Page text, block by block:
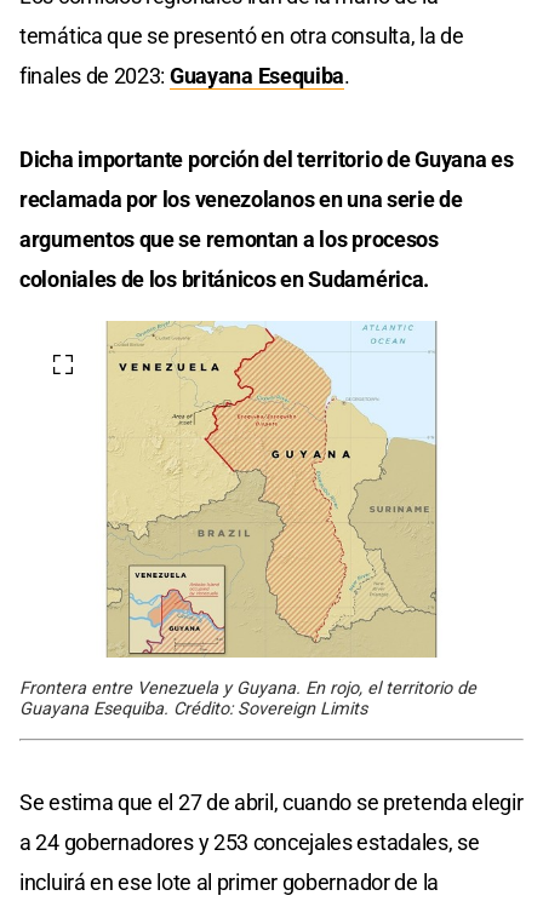
temática que se presentó en otra consulta, la de
finales de 2023: Guayana Esequiba.
Dicha importante porción del territorio de Guyana es
reclamada por los venezolanos en una serie de
argumentos que se remontan a los procesos
coloniales de los británicos en Sudamérica.
Frontera entre Venezuela y Guyana. En rojo, el territorio de
Guayana Esequiba. Crédito: Sovereign Limits
Se estima que el 27 de abril, cuando se pretenda elegir
a 24 gobernadores y 253 concejales estadales, se
incluirá en ese lote al primer gobernador de la